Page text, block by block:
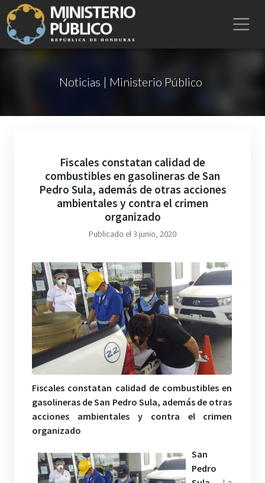
Noticias | Ministerio Público
Fiscales constatan calidad de
combustibles en gasolineras de San
Pedro Sula, además de otras acciones
ambientales y contra el crimen
organizado
Publicado el 3 junio, 2020
Fiscales constatan calidad de combustibles en
gasolineras de San Pedro Sula, además de otras
acciones ambientales y contra el crimen
organizado
San
Pedro